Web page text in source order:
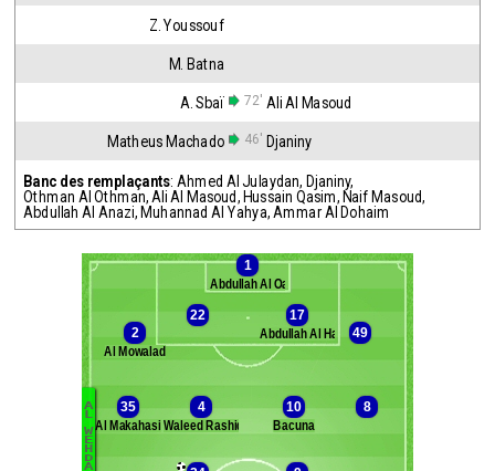
Z. Youssouf
M. Batna
A. Sbaï 72' Ali Al Masoud
Matheus Machado 46' Djaniny
Banc des remplaçants: Ahmed Al Julaydan, Djaniny,
Othman Al Othman, Ali Al Masoud, Hussain Qasim, Naif Masoud,
Abdullah Al Anazi, Muhannad Al Yahya, Ammar Al Dohaim